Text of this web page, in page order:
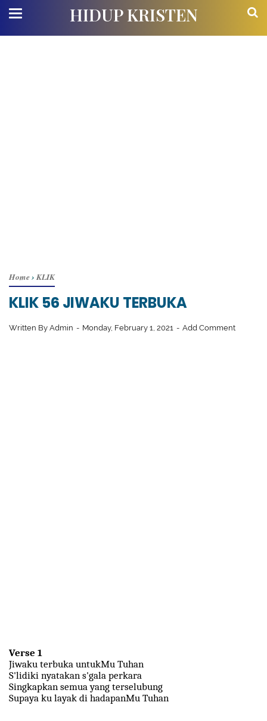
HIDUP KRISTEN
Home› KLIK
KLIK 56 JIWAKU TERBUKA
Written By Admin Monday, February 1, 2021 Add Comment
Verse 1
Jiwaku terbuka untukMu Tuhan
S'lidiki nyatakan s'gala perkara
Singkapkan semua yang terselubung
Supaya ku layak di hadapanMu Tuhan